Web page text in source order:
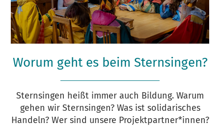
Worum geht es beim Sternsingen?
Sternsingen heißt immer auch Bildung. Warum
gehen wir Sternsingen? Was ist solidarisches
Handeln? Wer sind unsere Projektpartner*innen?